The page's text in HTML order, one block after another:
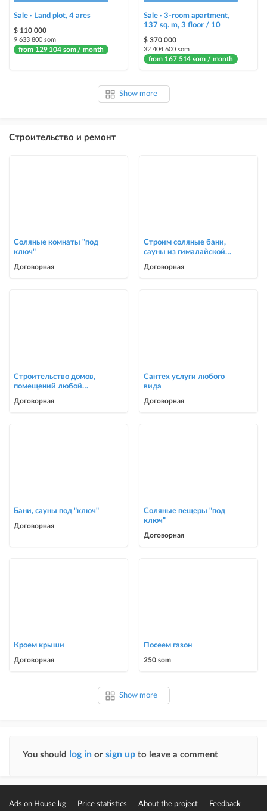
Sale · Land plot, 4 ares
$ 110 000
9 633 800 som
from 129 104 som / month
Sale · 3-room apartment,
137 sq. m, 3 floor / 10
$ 370 000
32 404 600 som
from 167 514 som / month
Show more
Строительство и ремонт
Соляные комнаты "под
ключ"
Договорная
Строим соляные бани,
сауны из гималайской
Договорная
Строительство домов,
помещений любой
Договорная
Сантех услуги любого
вида
Договорная
Бани, сауны под "ключ"
Договорная
Соляные пещеры "под
ключ"
Договорная
Кроем крыши
Договорная
Посеем газон
250 som
Show more
You should log in or sign up to leave a comment
Ads on House.kg Price statistics About the project Feedback